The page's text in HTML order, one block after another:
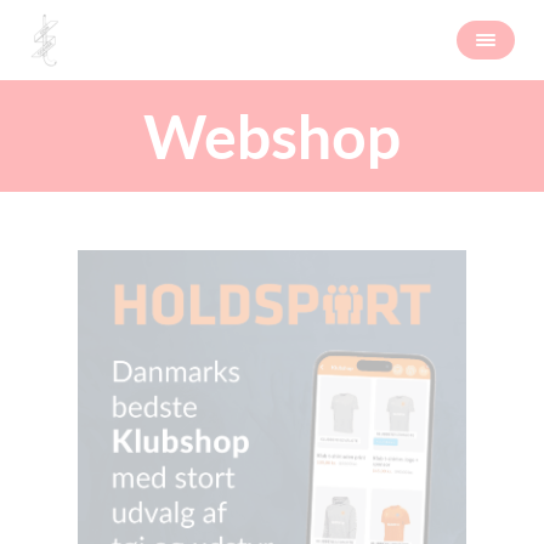
Webshop